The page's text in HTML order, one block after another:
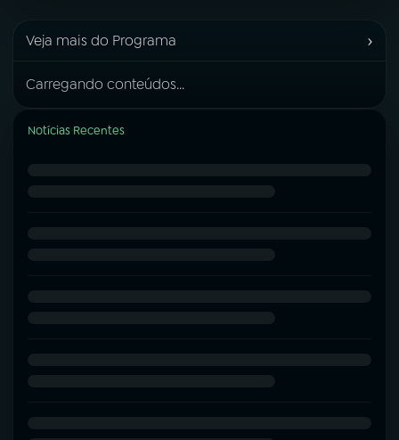
Veja mais do Programa ›
Carregando conteúdos...
Notícias Recentes